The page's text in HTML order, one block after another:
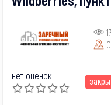
нет оценок